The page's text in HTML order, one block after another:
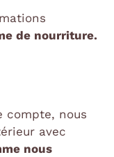
de nourriture.
compte, nous
avec
nous